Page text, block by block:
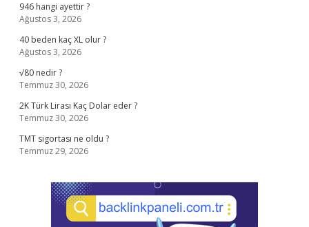
946 hangi ayettir ?
Ağustos 3, 2026
40 beden kaç XL olur ?
Ağustos 3, 2026
√80 nedir ?
Temmuz 30, 2026
2K Türk Lirası Kaç Dolar eder ?
Temmuz 30, 2026
TMT sigortası ne oldu ?
Temmuz 29, 2026